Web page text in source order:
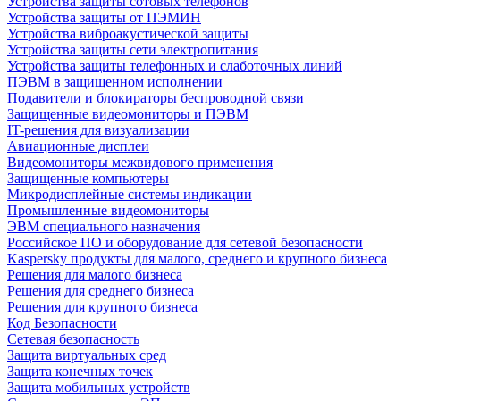
Устройства защиты от ПЭМИН
Устройства виброакустической защиты
Устройства защиты сети электропитания
Устройства защиты телефонных и слаботочных линий
ПЭВМ в защищенном исполнении
Подавители и блокираторы беспроводной связи
Защищенные видеомониторы и ПЭВМ
IT-решения для визуализации
Авиационные дисплеи
Видеомониторы межвидового применения
Защищенные компьютеры
Микродисплейные системы индикации
Промышленные видеомониторы
ЭВМ специального назначения
Российское ПО и оборудование для сетевой безопасности
Kaspersky продукты для малого, среднего и крупного бизнеса
Решения для малого бизнеса
Решения для среднего бизнеса
Решения для крупного бизнеса
Код Безопасности
Сетевая безопасность
Защита виртуальных сред
Защита конечных точек
Защита мобильных устройств